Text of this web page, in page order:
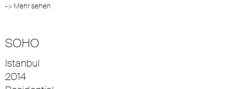
-> Mehr sehen
SOHO
Istanbul
2014